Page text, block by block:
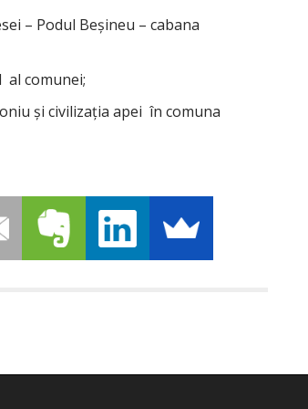
– Podul Beşineu – cabana
al comunei;
şi civilizaţia apei în comuna